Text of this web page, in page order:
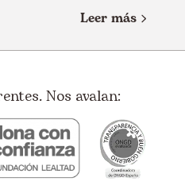
Leer más
Nos avalan: